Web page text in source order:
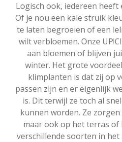
Logisch ook, iedereen
Of je nou een kale struik
te laten begroeien of een
wilt verbloemen. Onze
aan bloemen of blijven
winter. Het grote
klimplanten is dat zij op
passen zijn en er eigenlijk
is. Dit terwijl ze toch al
kunnen worden. Ze
maar ook op het terras of
verschillende soorten in